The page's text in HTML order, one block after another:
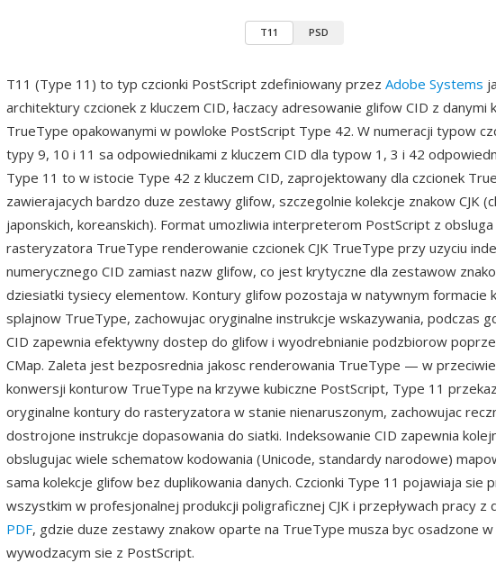
T11 PSD
T11 (Type 11) to typ czcionki PostScript zdefiniowany przez Adobe Systems
architektury czcionek z kluczem CID, łaczacy adresowanie glifow CID z danymi
TrueType opakowanymi w powloke PostScript Type 42. W numeracji typow
typy 9, 10 i 11 sa odpowiednikami z kluczem CID dla typow 1, 3 i 42
Type 11 to w istocie Type 42 z kluczem CID, zaprojektowany dla czcionek
zawierajacych bardzo duze zestawy glifow, szczegolnie kolekcje znakow CJK
japonskich, koreanskich). Format umozliwia interpreterom PostScript z obsluga
rasteryzatora TrueType renderowanie czcionek CJK TrueType przy uzyciu
numerycznego CID zamiast nazw glifow, co jest krytyczne dla zestawow
dziesiatki tysiecy elementow. Kontury glifow pozostaja w natywnym formacie
splajnow TrueType, zachowujac oryginalne instrukcje wskazywania, podczas
CID zapewnia efektywny dostep do glifow i wyodrebnianie podzbiorow
CMap. Zaleta jest bezposrednia jakosc renderowania TrueType — w
konwersji konturow TrueType na krzywe kubiczne PostScript, Type 11
oryginalne kontury do rasteryzatora w stanie nienaruszonym, zachowujac
dostrojone instrukcje dopasowania do siatki. Indeksowanie CID zapewnia
obslugujac wiele schematow kodowania (Unicode, standardy narodowe)
sama kolekcje glifow bez duplikowania danych. Czcionki Type 11 pojawiaja sie
wszystkim w profesjonalnej produkcji poligraficznej CJK i przepływach pracy z
PDF, gdzie duze zestawy znakow oparte na TrueType musza byc osadzone
wywodzacym sie z PostScript.